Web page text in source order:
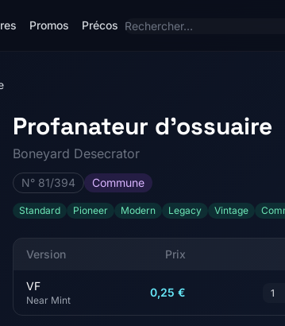
Promos Précos
Profanateur d'ossuaire
Boneyard Desecrator
N° 81/394 Commune
Standard Pioneer Modern Legacy Vintage
Version Prix
VF
Near Mint
0,25 €